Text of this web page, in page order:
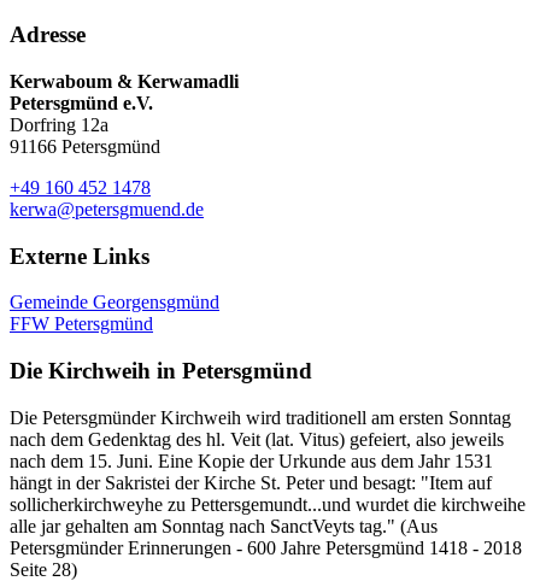
Adresse
Kerwaboum & Kerwamadli
Petersgmünd e.V.
Dorfring 12a
91166 Petersgmünd
+49 160 452 1478
kerwa@petersgmuend.de
Externe Links
Gemeinde Georgensgmünd
FFW Petersgmünd
Die Kirchweih in Petersgmünd
Die Petersgmünder Kirchweih wird traditionell am ersten Sonntag
nach dem Gedenktag des hl. Veit (lat. Vitus) gefeiert, also jeweils
nach dem 15. Juni. Eine Kopie der Urkunde aus dem Jahr 1531
hängt in der Sakristei der Kirche St. Peter und besagt: "Item auf
sollicherkirchweyhe zu Pettersgemundt...und wurdet die kirchweihe
alle jar gehalten am Sonntag nach SanctVeyts tag." (Aus
Petersgmünder Erinnerungen - 600 Jahre Petersgmünd 1418 - 2018
Seite 28)